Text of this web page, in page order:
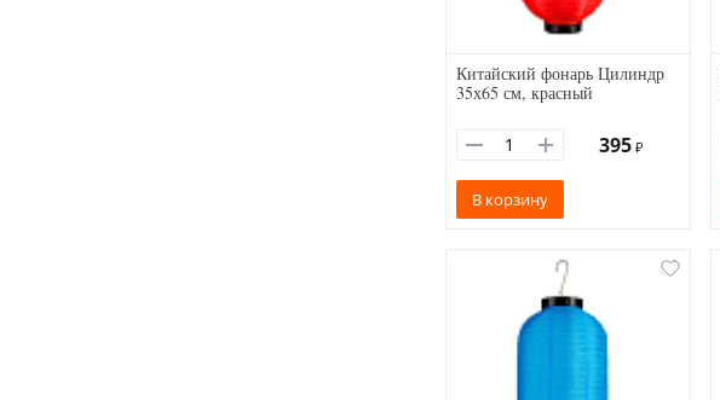
Китайский фонарь Цилиндр
35х65 см, красный
395 ₽
В корзину